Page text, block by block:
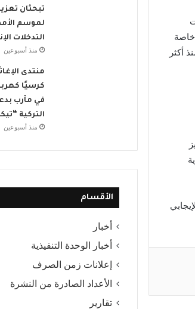
خاصة
أكثر
تبحثان
لموسم
التدخلات
منذ أسبوعين
كرسيًا
في مأرب
التركية
منذ أسبوعين
الأقسام
أخبار
أخبار الوحدة التنفيذية
إعلانات زمن الصرف
الأعداد الصادرة من النشرة
تقارير